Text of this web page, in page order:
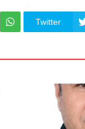
Twitter